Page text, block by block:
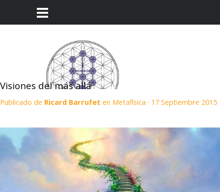
Visiones del más allá
Publicado de Ricard Barrufet en Metafísica · 17 Septiembre 2015